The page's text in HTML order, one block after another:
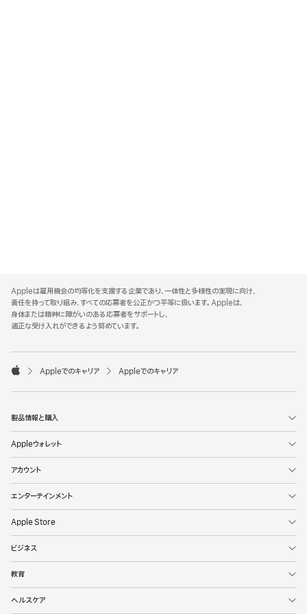
p
p
l
e
o
t
Appleは雇用機会の均等化を支援する企業であり、一体性と多様性の実現に向け、
責任を持って取り組み、すべての応募者を公正かつ平等に扱います。Appleは、
身体または精神に障がいのある応募者をサポートし、
適正な受け入れができるよう努めています。

p
l
Appleでのキャリア Appleでのキャリア
製品情報と購入
Appleウォレット
アカウント
エンターテインメント
Apple Store
ビジネス
教育
ヘルスケア